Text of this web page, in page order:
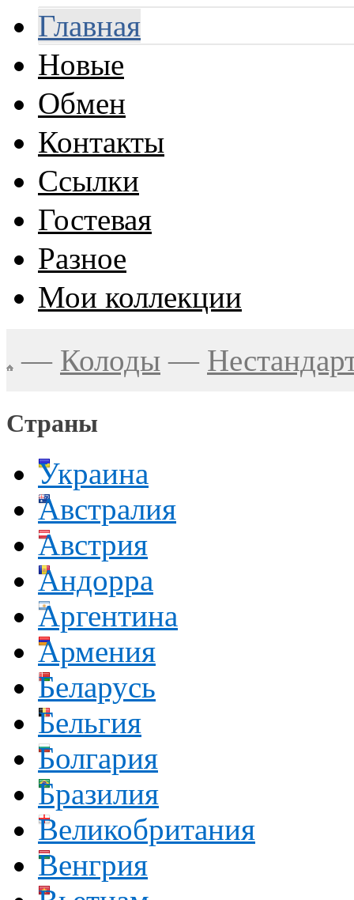
Главная
Новые
Обмен
Контакты
Ссылки
Гостевая
Разное
Мои коллекции
— Колоды —
Страны
Украина
Австралия
Австрия
Андорра
Аргентина
Армения
Беларусь
Бельгия
Болгария
Бразилия
Великобритания
Венгрия